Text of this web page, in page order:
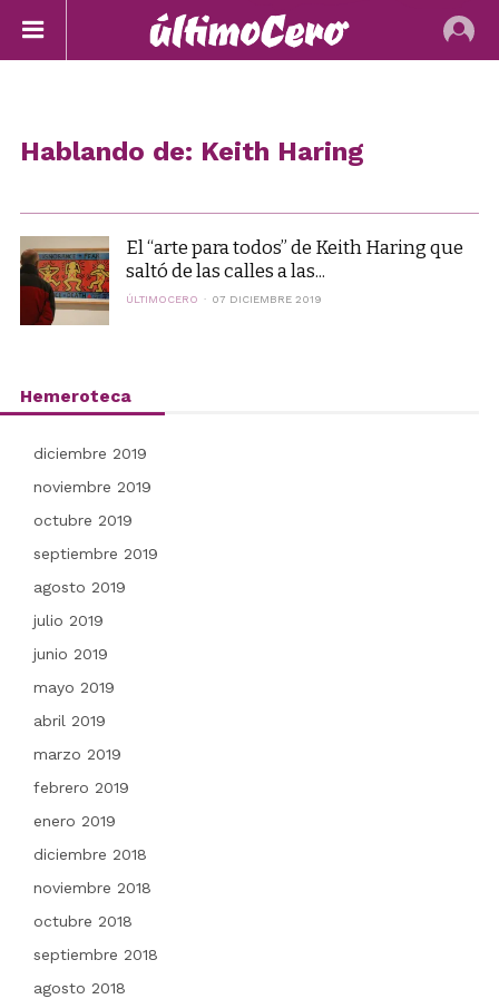
Hablando de: Keith Haring
El “arte para todos” de Keith Haring que
saltó de las calles a las...
ÚLTIMOCERO 07 DICIEMBRE 2019
Hemeroteca
diciembre 2019
noviembre 2019
octubre 2019
septiembre 2019
agosto 2019
julio 2019
junio 2019
mayo 2019
abril 2019
marzo 2019
febrero 2019
enero 2019
diciembre 2018
noviembre 2018
octubre 2018
septiembre 2018
agosto 2018